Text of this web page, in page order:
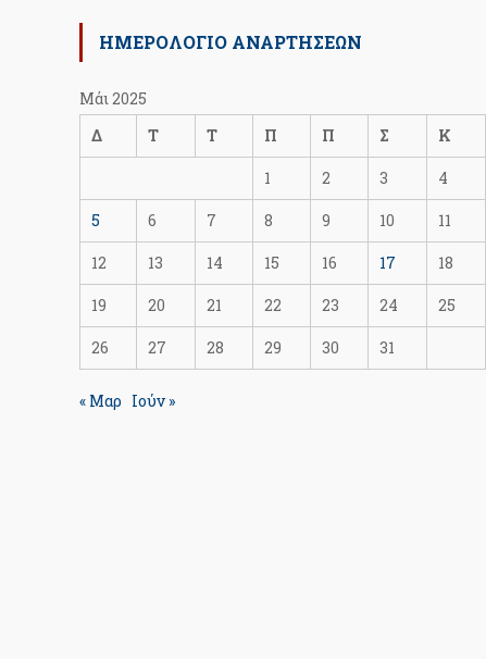
ΗΜΕΡΟΛΟΓΙΟ ΑΝΑΡΤΗΣΕΩΝ
Μάι 2025
Δ
Τ Τ Π Π Σ Κ
1 2 3 4
5 6 7 8 9 10 11
12 13 14 15 16 17 18
19 20 21 22 23 24 25
26 27 28 29 30 31
« Μαρ Ιούν »